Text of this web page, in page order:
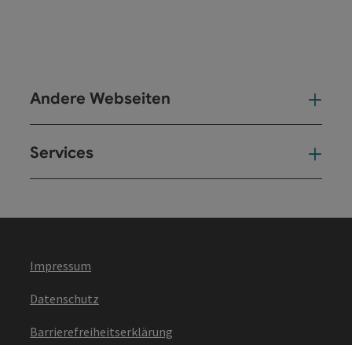
Andere Webseiten
Services
Impressum
Datenschutz
Barrierefreiheitserklärung